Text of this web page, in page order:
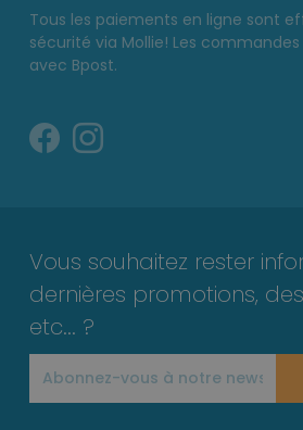
Tous les paiements en ligne sont
sécurité via Mollie! Les
avec Bpost.
Vous souhaitez rester
dernières promotions,
etc... ?